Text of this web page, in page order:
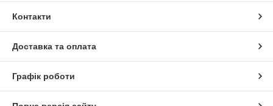
Контакти
Доставка та оплата
Графік роботи